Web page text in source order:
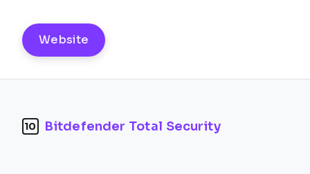
Website
10 Bitdefender Total Security